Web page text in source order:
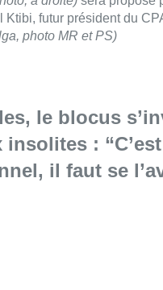
Ktibi, futur président du
photo MR et PS)
le blocus
insolites : “C’est
il faut se